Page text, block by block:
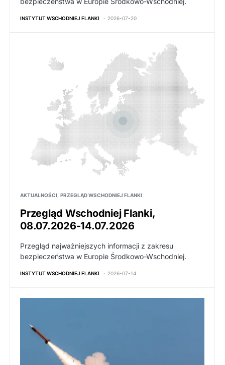
INSTYTUT WSCHODNIEJ FLANKI 2026-07-20
AKTUALNOŚCI PRZEGLĄD WSCHODNIEJ FLANKI
Przegląd Wschodniej Flanki,
08.07.2026-14.07.2026
Przegląd najważniejszych informacji z zakresu
bezpieczeństwa w Europie Środkowo-Wschodniej.
INSTYTUT WSCHODNIEJ FLANKI 2026-07-14